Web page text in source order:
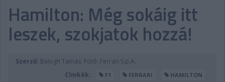
PODCAST
SHOP
LIVE
TIPPJÁTÉK
DIGITÁLIS MAGAZIN
PONTÁLLÁSOK
Hamilton: Még sokáig itt
leszek, szokjatok hozzá!
Szerző: Balogh Tamás; Fotó: Ferrari S.p.A.
Címkék:
F1 FERRARI
HAMILTON